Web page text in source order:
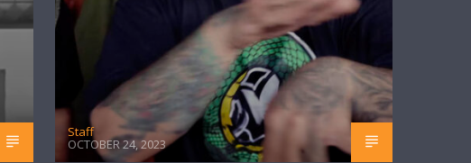
Staff
OCTOBER 24, 2023